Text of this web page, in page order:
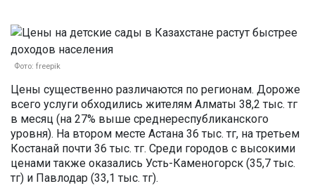
Фото: freepik
Цены существенно различаются по регионам. Дороже
всего услуги обходились жителям Алматы 38,2 тыс. тг
в месяц (на 27% выше среднереспубликанского
уровня). На втором месте Астана 36 тыс. тг, на третьем
Костанай почти 36 тыс. тг. Среди городов с высокими
ценами также оказались Усть-Каменогорск (35,7 тыс.
тг) и Павлодар (33,1 тыс. тг).